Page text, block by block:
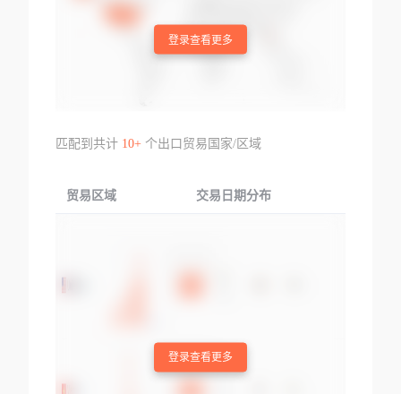
登录查看更多
匹配到共计 10+个出口贸易国家/区域
贸易区域 交易日期分布
登录查看更多